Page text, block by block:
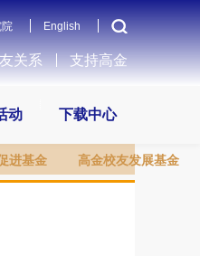
English
关系 支持高金
进基金 高金校友发展基金
动 下载中心